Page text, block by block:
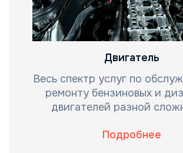
Двигатель
Весь спектр услуг по
ремонту бензиновых и
двигателей разной
Подробнее